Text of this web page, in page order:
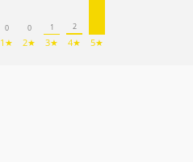
0
1★
0
2★
1
3★
2
4★ 5★